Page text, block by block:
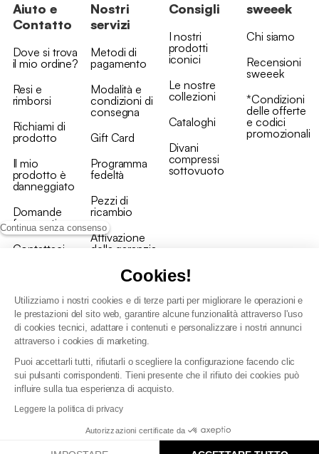
Continua senza consenso
Cookies!
Utilizziamo i nostri cookies e di terze parti per migliorare le operazioni e
le prestazioni del sito web, garantire alcune funzionalità attraverso l'uso
di cookies tecnici, adattare i contenuti e personalizzare i nostri annunci
attraverso i cookies di marketing.
Puoi accettarli tutti, rifiutarli o scegliere la configurazione facendo clic
sui pulsanti corrispondenti. Tieni presente che il rifiuto dei cookies può
influire sulla tua esperienza di acquisto.
Leggere la politica di privacy
Autorizzazioni certificate da
Aiuto e
Contatto
Dove si trova
il mio ordine?
Resi e
rimborsi
Richiami di
prodotto
Il mio
prodotto è
danneggiato
Domande
frequenti
Contattaci
Nostri
servizi
Metodi di
pagamento
Modalità e
condizioni di
consegna
Gift Card
Programma
fedeltà
Pezzi di
ricambio
Attivazione
della garanzia
Consigli
I nostri
prodotti
iconici
Le nostre
collezioni
Cataloghi
Divani
compressi
sottovuoto
sweeek
Chi siamo
Recensioni
sweeek
*Condizioni
delle offerte
e codici
promozionali
Condizioni generali vendita
Politica di gestione dei dati personali e dei cookie
Condizioni generali di vendita per clienti professionali
Dichiarazione di accessibilità